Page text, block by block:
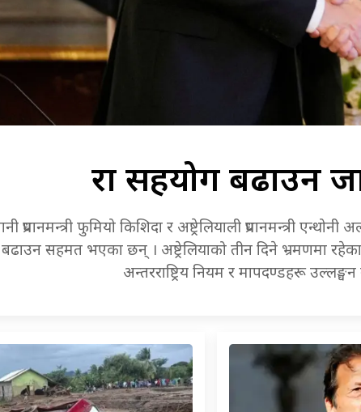
रक्षासहयोग बढाउन
प्रधानमन्त्री फुमियो किशिदा र अष्ट्रेलियाली प्रधानमन्त्री
बढाउन सहमत भएका छन् । अष्ट्रेलियाको तीन दिने भ्रमणमा
अन्तरराष्ट्रिय नियम र मापदण्डहरू